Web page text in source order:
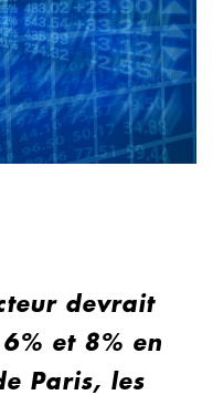
devrait
et 8% en
Paris, les